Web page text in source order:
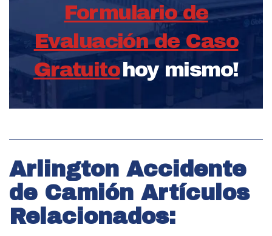
Formulario de
Evaluación de Caso
Gratuitohoy mismo!
Arlington Accidente
de Camión Artículos
Relacionados: